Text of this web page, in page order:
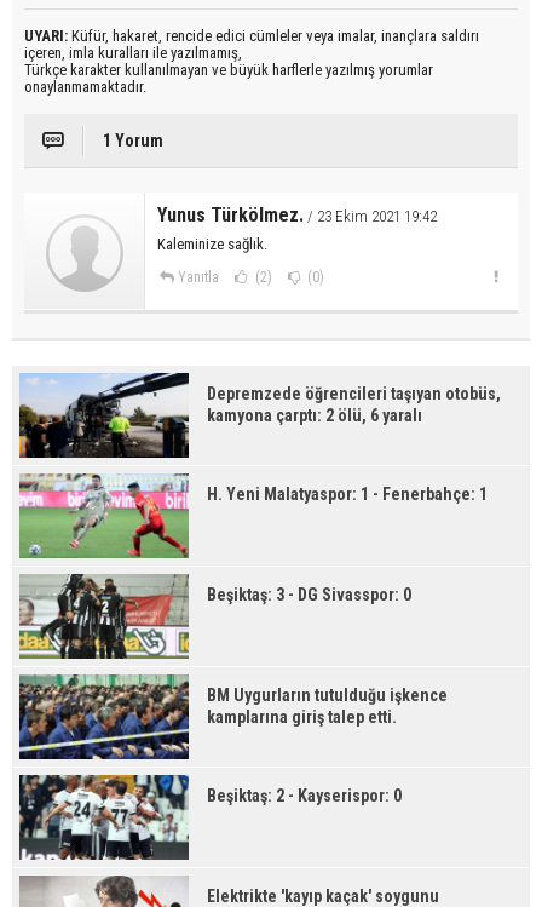
UYARI: Küfür, hakaret, rencide edici cümleler veya imalar, inançlara saldırı
içeren, imla kuralları ile yazılmamış,
Türkçe karakter kullanılmayan ve büyük harflerle yazılmış yorumlar
onaylanmamaktadır.
1 Yorum
Yunus Türkölmez. / 23 Ekim 2021 19:42
Kaleminize sağlık.
Yanıtla (2) (0)
Depremzede öğrencileri taşıyan otobüs,
kamyona çarptı: 2 ölü, 6 yaralı
H. Yeni Malatyaspor: 1 - Fenerbahçe: 1
Beşiktaş: 3 - DG Sivasspor: 0
BM Uygurların tutulduğu işkence
kamplarına giriş talep etti.
Beşiktaş: 2 - Kayserispor: 0
Elektrikte 'kayıp kaçak' soygunu